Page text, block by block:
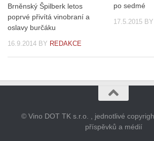
Brněnský Špilberk letos
poprvé přivítá vinobraní a
oslavy burčáku
16.9.2014 BY REDAKCE
po sedmé
17.5.2015 BY
© Vino DOT TK s.r.o. , jednotlivé
příspěvků a médií